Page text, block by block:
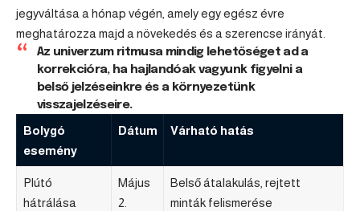
jegyváltása a hónap végén, amely egy egész évre
meghatározza majd a növekedés és a szerencse irányát.
Az univerzum ritmusa mindig lehetőséget ad a
korrekcióra, ha hajlandóak vagyunk figyelni a
belső jelzéseinkre és a környezetünk
visszajelzéseire.
Bolygó
esemény
Dátum Várható hatás
Plútó
hátrálása
Május
2.
Belső átalakulás, rejtett
minták felismerése